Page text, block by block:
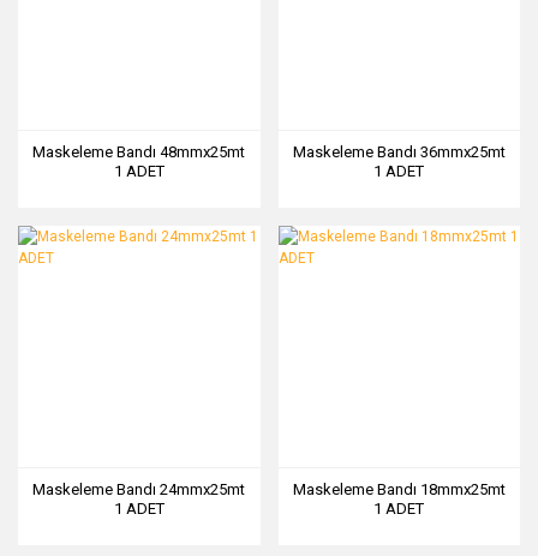
Maskeleme Bandı 48mmx25mt
1 ADET
Maskeleme Bandı 36mmx25mt
1 ADET
Maskeleme Bandı 24mmx25mt
1 ADET
Maskeleme Bandı 18mmx25mt
1 ADET